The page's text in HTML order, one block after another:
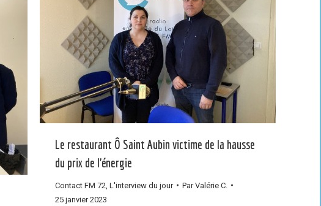
Le restaurant Ô Saint Aubin victime de la hausse
du prix de l’énergie
Contact FM 72 L'interview du jour ParValérie C.
25 janvier 2023